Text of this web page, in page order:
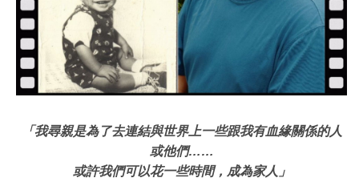
「我尋親是為了去連結與世界上一些跟我有血緣關係的人
或他們……
或許我們可以花一些時間，成為家人」